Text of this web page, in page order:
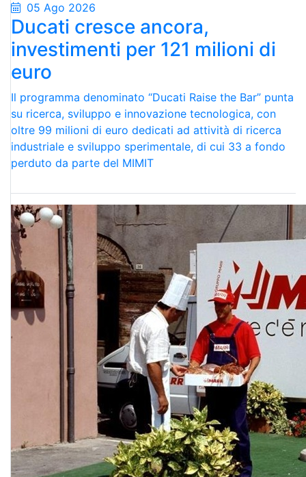
05 Ago 2026
Ducati cresce ancora,
investimenti per 121 milioni di
euro
Il programma denominato “Ducati Raise the Bar” punta
su ricerca, sviluppo e innovazione tecnologica, con
oltre 99 milioni di euro dedicati ad attività di ricerca
industriale e sviluppo sperimentale, di cui 33 a fondo
perduto da parte del MIMIT